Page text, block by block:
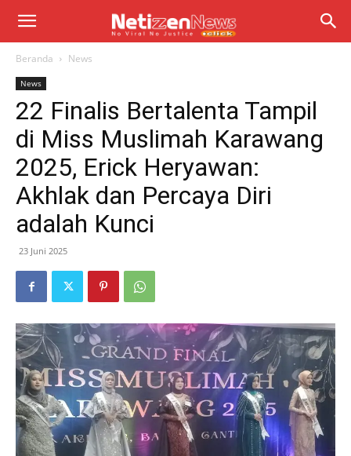
Beranda News
News
22 Finalis Bertalenta Tampil
di Miss Muslimah Karawang
2025, Erick Heryawan:
Akhlak dan Percaya Diri
adalah Kunci
23 Juni 2025